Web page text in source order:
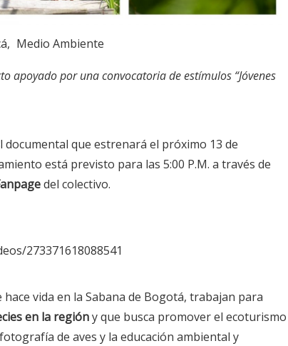
Medio Ambiente
apoyado por una convocatoria de estímulos “Jóvenes
documental que estrenará el próximo 13 de
está previsto para las 5:00 P.M. a través de
del colectivo.
273371618088541
vida en la Sabana de Bogotá, trabajan para
en la regióny que busca promover el ecoturismo
de aves y la educación ambiental y